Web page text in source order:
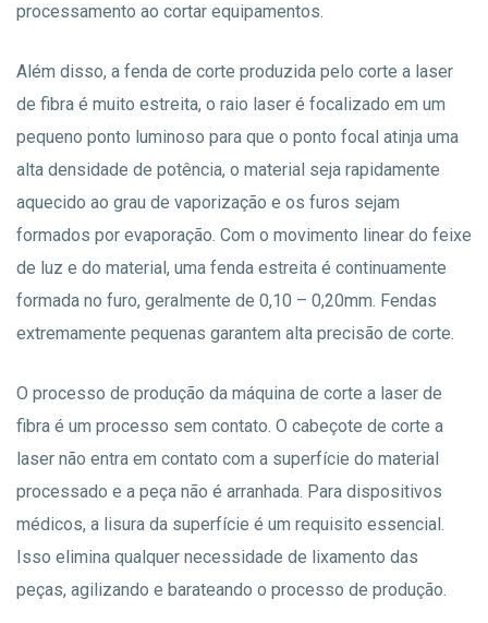
processamento ao cortar equipamentos.
Além disso, a fenda de corte produzida pelo corte a laser
de fibra é muito estreita, o raio laser é focalizado em um
pequeno ponto luminoso para que o ponto focal atinja uma
alta densidade de potência, o material seja rapidamente
aquecido ao grau de vaporização e os furos sejam
formados por evaporação. Com o movimento linear do feixe
de luz e do material, uma fenda estreita é continuamente
formada no furo, geralmente de 0,10 – 0,20mm. Fendas
extremamente pequenas garantem alta precisão de corte.
O processo de produção da máquina de corte a laser de
fibra é um processo sem contato. O cabeçote de corte a
laser não entra em contato com a superfície do material
processado e a peça não é arranhada. Para dispositivos
médicos, a lisura da superfície é um requisito essencial.
Isso elimina qualquer necessidade de lixamento das
peças, agilizando e barateando o processo de produção.